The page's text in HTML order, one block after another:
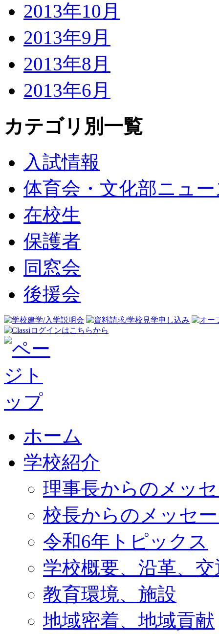
2013年10月
2013年9月
2013年8月
2013年6月
カテゴリ別一覧
入試情報
体育会・文化部ニュ
在校生
保護者
同窓会
後援会
ホーム
学校紹介
理事長からのメッ
校長からのメッセ
令和6年トピックス
学校概要、沿革、
教育環境、施設
地域密着、地域貢献